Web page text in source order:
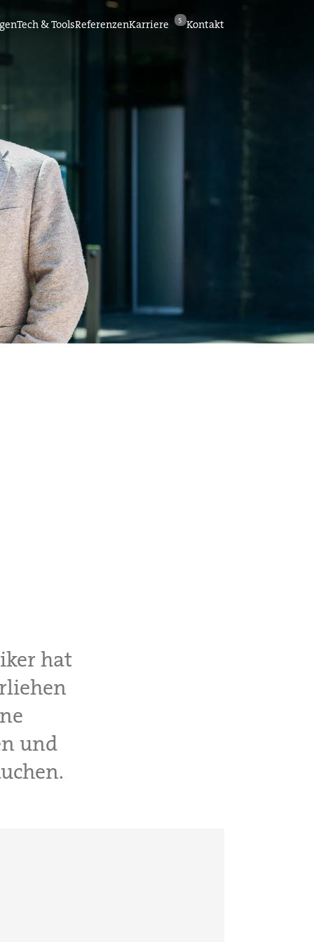
Tech & ToolsReferenzenKarriere 5 Kontakt
hat
und